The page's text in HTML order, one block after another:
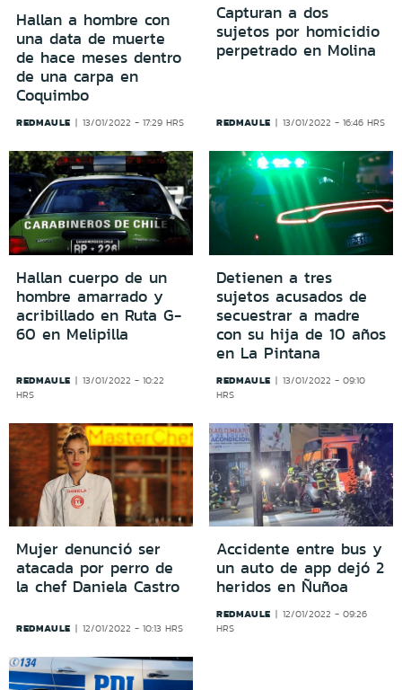
Hallan a hombre con
una data de muerte
de hace meses dentro
de una carpa en
Coquimbo
REDMAULE 13/01/2022 - 17:29 HRS
Capturan a dos
sujetos por homicidio
perpetrado en Molina
REDMAULE 13/01/2022 - 16:46 HRS
Hallan cuerpo de un
hombre amarrado y
acribillado en Ruta G-
60 en Melipilla
REDMAULE
13/01/2022 - 10:22
HRS
Detienen a tres
sujetos acusados de
secuestrar a madre
con su hija de 10 años
en La Pintana
REDMAULE
13/01/2022 - 09:10
HRS
Mujer denunció ser
atacada por perro de
la chef Daniela Castro
REDMAULE 12/01/2022 - 10:13 HRS
Accidente entre bus y
un auto de app dejó 2
heridos en Ñuñoa
REDMAULE
12/01/2022 - 09:26
HRS